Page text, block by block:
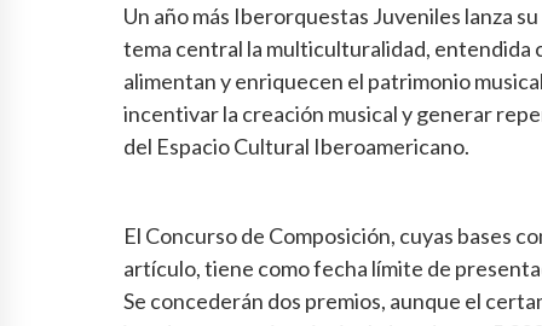
Un año más Iberorquestas Juveniles lanza
tema central la multiculturalidad, entendida
alimentan y enriquecen el patrimonio
incentivar la creación musical y generar
del Espacio Cultural Iberoamericano.
El Concurso de Composición, cuyas bases
artículo, tiene como fecha límite de
Se concederán dos premios, aunque el